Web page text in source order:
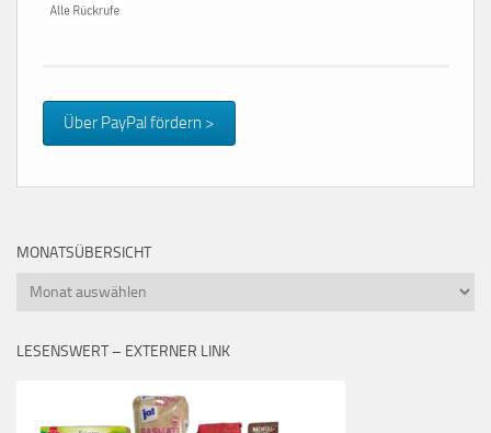
Über PayPal fördern >
MONATSÜBERSICHT
Monatsübersicht
LESENSWERT – EXTERNER LINK